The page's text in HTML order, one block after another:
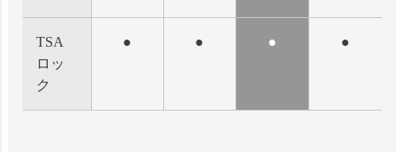
TSA
ロッ
ク
● ● ● ●